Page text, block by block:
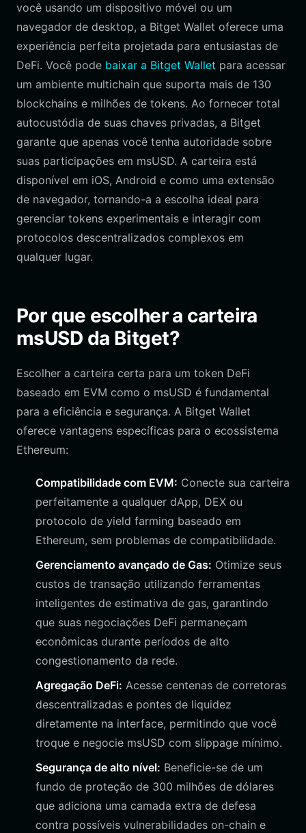
você usando um dispositivo móvel ou um
navegador de desktop, a Bitget Wallet oferece uma
experiência perfeita projetada para entusiastas de
DeFi. Você pode baixar a Bitget Wallet para acessar
um ambiente multichain que suporta mais de 130
blockchains e milhões de tokens. Ao fornecer total
autocustódia de suas chaves privadas, a Bitget
garante que apenas você tenha autoridade sobre
suas participações em msUSD. A carteira está
disponível em iOS, Android e como uma extensão
de navegador, tornando-a a escolha ideal para
gerenciar tokens experimentais e interagir com
protocolos descentralizados complexos em
qualquer lugar.
Por que escolher a carteira
msUSD da Bitget?
Escolher a carteira certa para um token DeFi
baseado em EVM como o msUSD é fundamental
para a eficiência e segurança. A Bitget Wallet
oferece vantagens específicas para o ecossistema
Ethereum:
Compatibilidade com EVM: Conecte sua carteira
perfeitamente a qualquer dApp, DEX ou
protocolo de yield farming baseado em
Ethereum, sem problemas de compatibilidade.
Gerenciamento avançado de Gas: Otimize seus
custos de transação utilizando ferramentas
inteligentes de estimativa de gas, garantindo
que suas negociações DeFi permaneçam
econômicas durante períodos de alto
congestionamento da rede.
Agregação DeFi: Acesse centenas de corretoras
descentralizadas e pontes de liquidez
diretamente na interface, permitindo que você
troque e negocie msUSD com slippage mínimo.
Segurança de alto nível: Beneficie-se de um
fundo de proteção de 300 milhões de dólares
que adiciona uma camada extra de defesa
contra possíveis vulnerabilidades on-chain e